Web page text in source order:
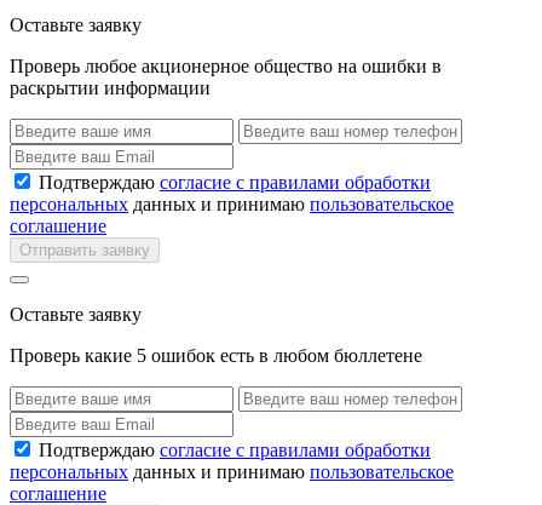
Оставьте заявку
Проверь любое акционерное общество на ошибки в
раскрытии информации
Подтверждаю согласие с правилами обработки
персональных данных и принимаю пользовательское
соглашение
Отправить заявку
Оставьте заявку
Проверь какие 5 ошибок есть в любом бюллетене
Подтверждаю согласие с правилами обработки
персональных данных и принимаю пользовательское
соглашение